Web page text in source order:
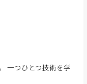
一つひとつ技術を学